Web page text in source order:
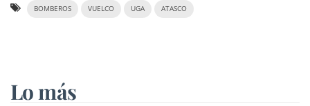
BOMBEROS VUELCO UGA ATASCO
Lo más